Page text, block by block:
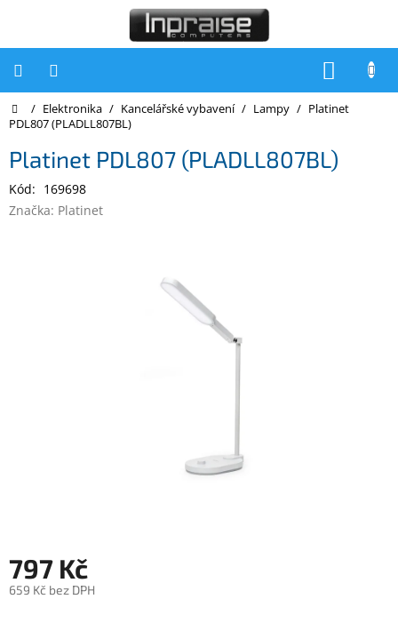
Počítače
Inpraise
Notebooky
Obchodní
Domů
/ Elektronika / Kancelářské vybavení / Lampy / Platinet
PDL807 (PLADLL807BL)
Platinet PDL807 (PLADLL807BL)
Kód: 169698
Značka: Platinet
797 Kč
659 Kč bez DPH